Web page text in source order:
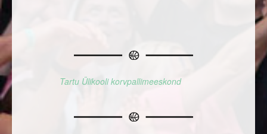
Tartu Ülikooli korvpallimeeskond